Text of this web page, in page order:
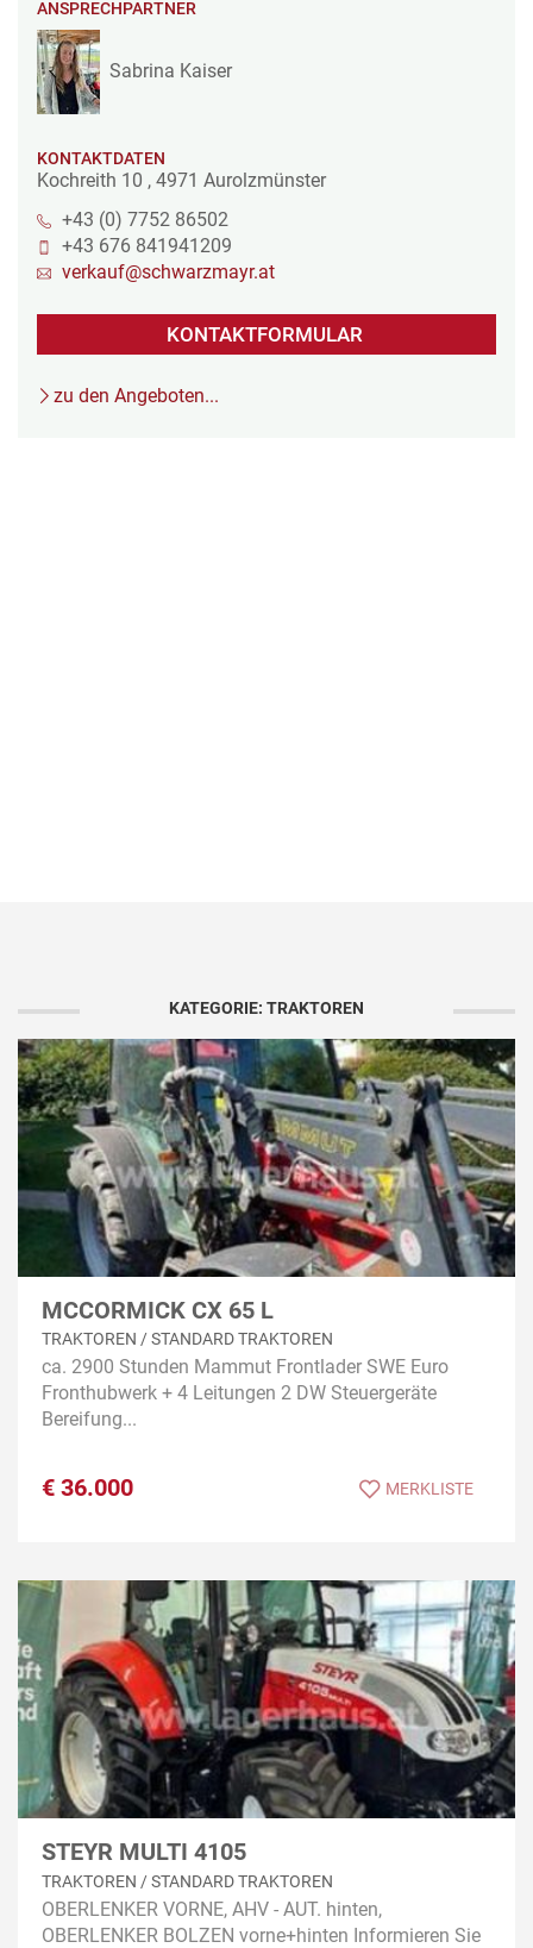
ANSPRECHPARTNER
Sabrina Kaiser
KONTAKTDATEN
Kochreith 10 , 4971 Aurolzmünster
+43 (0) 7752 86502
+43 676 841941209
verkauf@schwarzmayr.at
KONTAKTFORMULAR
zu den Angeboten...
KATEGORIE: TRAKTOREN
MCCORMICK CX 65 L
TRAKTOREN / STANDARD TRAKTOREN
ca. 2900 Stunden Mammut Frontlader SWE Euro
Fronthubwerk + 4 Leitungen 2 DW Steuergeräte
Bereifung...
€ 36.000 MERKLISTE
STEYR MULTI 4105
TRAKTOREN / STANDARD TRAKTOREN
OBERLENKER VORNE, AHV - AUT. hinten,
OBERLENKER BOLZEN vorne+hinten Informieren Sie